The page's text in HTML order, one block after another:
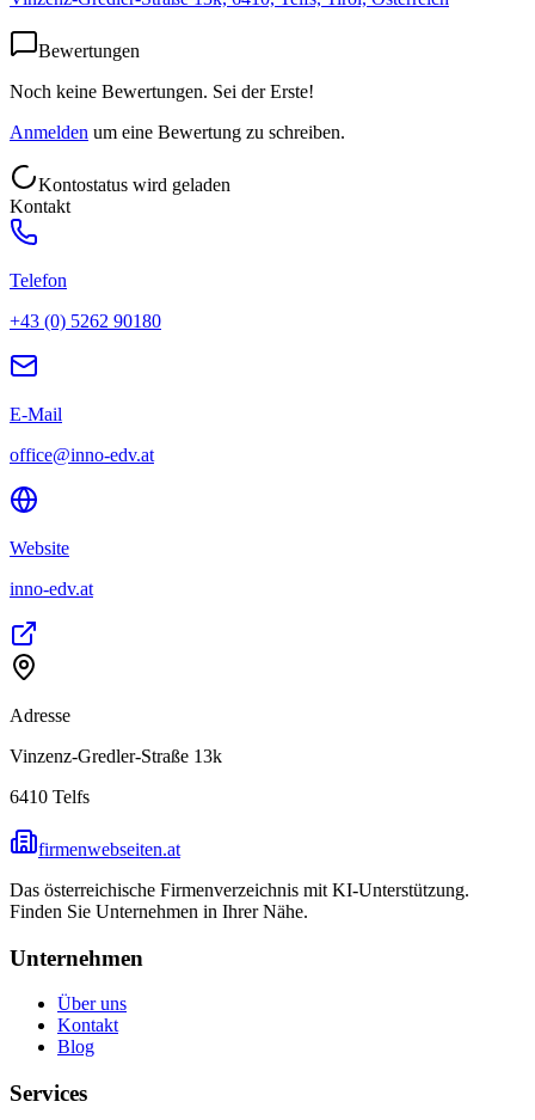
Bewertungen
Noch keine Bewertungen. Sei der Erste!
Anmelden um eine Bewertung zu schreiben.
Kontostatus wird geladen
Kontakt
Telefon
+43 (0) 5262 90180
E-Mail
office@inno-edv.at
Website
inno-edv.at
Adresse
Vinzenz-Gredler-Straße 13k
6410 Telfs
firmenwebseiten.at
Das österreichische Firmenverzeichnis mit KI-Unterstützung.
Finden Sie Unternehmen in Ihrer Nähe.
Unternehmen
Über uns
Kontakt
Blog
Services